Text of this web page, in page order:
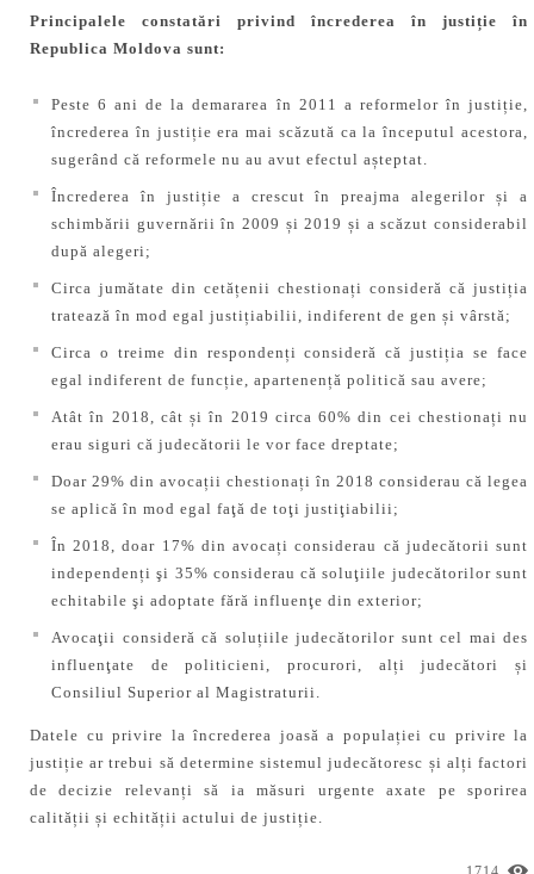
Principalele constatări privind încrederea în justiție în
Republica Moldova sunt:
Peste 6 ani de la demararea în 2011 a reformelor în justiție,
încrederea în justiție era mai scăzută ca la începutul acestora,
sugerând că reformele nu au avut efectul așteptat.
Încrederea în justiție a crescut în preajma alegerilor și a
schimbării guvernării în 2009 și 2019 și a scăzut considerabil
după alegeri;
Circa jumătate din cetățenii chestionați consideră că justiția
tratează în mod egal justițiabilii, indiferent de gen și vârstă;
Circa o treime din respondenți consideră că justiția se face
egal indiferent de funcție, apartenență politică sau avere;
Atât în 2018, cât și în 2019 circa 60% din cei chestionați nu
erau siguri că judecătorii le vor face dreptate;
Doar 29% din avocații chestionați în 2018 considerau că legea
se aplică în mod egal faţă de toţi justiţiabilii;
În 2018, doar 17% din avocați considerau că judecătorii sunt
independenți şi 35% considerau că soluţiile judecătorilor sunt
echitabile şi adoptate fără influenţe din exterior;
Avocaţii consideră că soluțiile judecătorilor sunt cel mai des
influenţate de politicieni, procurori, alți judecători și
Consiliul Superior al Magistraturii.
Datele cu privire la încrederea joasă a populației cu privire la
justiție ar trebui să determine sistemul judecătoresc și alți factori
de decizie relevanți să ia măsuri urgente axate pe sporirea
calității și echității actului de justiție.